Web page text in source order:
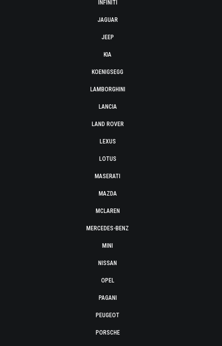
INFINITI
JAGUAR
JEEP
KIA
KOENIGSEGG
LAMBORGHINI
LANCIA
LAND ROVER
LEXUS
LOTUS
MASERATI
MAZDA
MCLAREN
MERCEDES-BENZ
MINI
NISSAN
OPEL
PAGANI
PEUGEOT
PORSCHE